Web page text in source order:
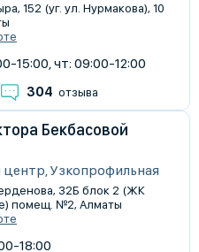
152 (уг. ул. Нурмакова), 10
15:00, чт: 09:00-12:00
304 отзыва
Бекбасовой
Узкопрофильная
32Б блок 2 (ЖК
помещ. №2, Алматы
18:00